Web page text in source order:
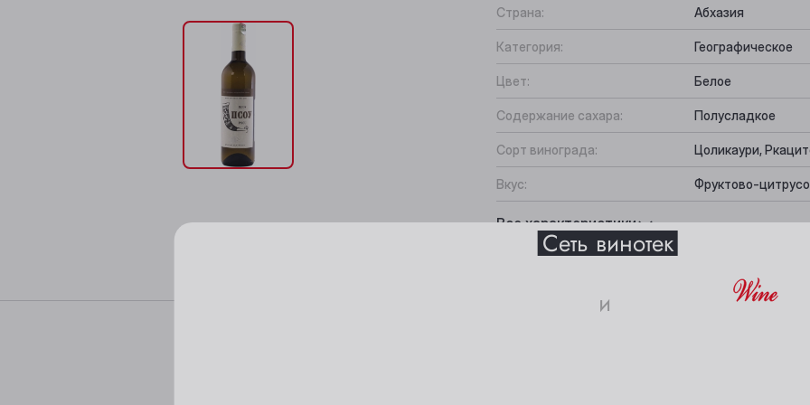
Страна: Абхазия
Категория: Географическое
Цвет: Белое
Содержание сахара: Полусладкое
Сорт винограда: Цоликаури,
Вкус: Фруктово-
Все характеристики
Подходит к:
Выберите ваш город
Сеть винотек
и